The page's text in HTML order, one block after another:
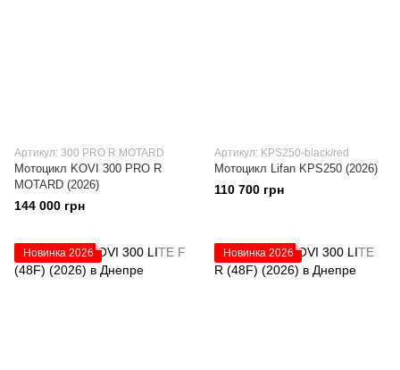
Артикул: 300 PRO R MOTARD
Мотоцикл KOVI 300 PRO R
MOTARD (2026)
144 000 грн
Артикул: KPS250-black/red
Мотоцикл Lifan KPS250 (2026)
110 700 грн
Новинка 2026 Новинка 2026